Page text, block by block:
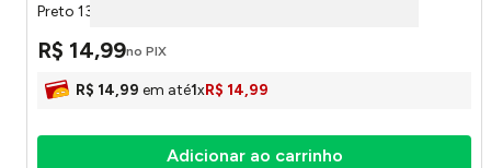
Preto 13cm 2991 - Lyor
R$ 14,99no PIX
R$ 14,99 em até1xR$ 14,99
Adicionar ao carrinho